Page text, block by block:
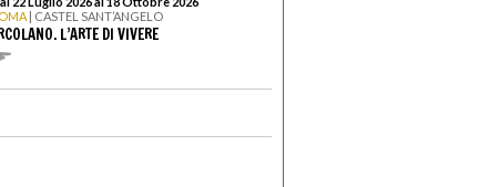
| CASTEL SANT’ANGELO
L’ARTE DI VIVERE